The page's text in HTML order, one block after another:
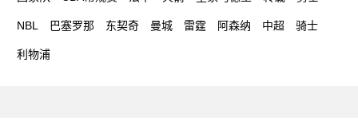
NBL 巴塞罗那 东契奇 曼城 雷霆 阿森纳 中超 骑士
利物浦